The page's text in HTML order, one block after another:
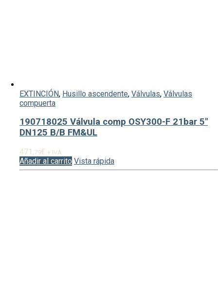
EXTINCIÓN, Husillo ascendente, Válvulas, Válvulas
compuerta
190718025 Válvula comp OSY300-F 21bar 5″
DN125 B/B FM&UL
471,79€ + IVA
Añadir al carrito Vista rápida